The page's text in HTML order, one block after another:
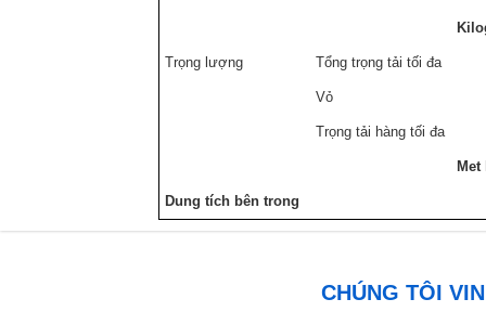
Trọng lượng Tổng trọng tải tối đa
Vỏ
Trọng tải hàng tối đa
Dung tích bên trong
CHÚNG TÔI